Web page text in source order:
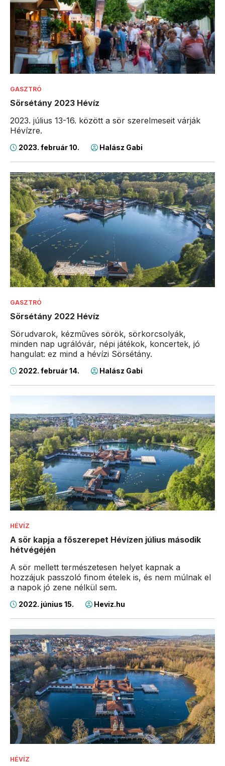
GASZTRÓ
Sörsétány 2023 Hévíz
2023. július 13-16. között a sör szerelmeseit várják
Hévízre.
2023. február 10. Halász Gabi
GASZTRÓ
Sörsétány 2022 Hévíz
Sörudvarok, kézműves sörök, sörkorcsolyák,
minden nap ugrálóvár, népi játékok, koncertek, jó
hangulat: ez mind a hévízi Sörsétány.
2022. február 14. Halász Gabi
HÉVÍZ
A sör kapja a főszerepet Hévízen július második
hétvégéjén
A sör mellett természetesen helyet kapnak a
hozzájuk passzoló finom ételek is, és nem múlnak el
a napok jó zene nélkül sem.
2022. június 15. Heviz.hu
HÉVÍZ